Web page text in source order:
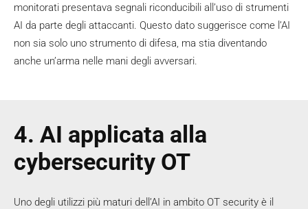
monitorati presentava segnali riconducibili all’uso di strumenti
AI da parte degli attaccanti. Questo dato suggerisce come l’AI
non sia solo uno strumento di difesa, ma stia diventando
anche un’arma nelle mani degli avversari.
4. AI applicata alla
cybersecurity OT
Uno degli utilizzi più maturi dell’AI in ambito OT security è il